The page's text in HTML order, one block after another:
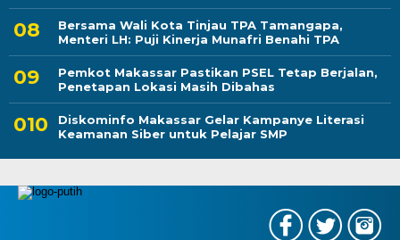
Bersama Wali Kota Tinjau TPA Tamangapa,
Menteri LH: Puji Kinerja Munafri Benahi TPA
Pemkot Makassar Pastikan PSEL Tetap Berjalan,
Penetapan Lokasi Masih Dibahas
Diskominfo Makassar Gelar Kampanye Literasi
Keamanan Siber untuk Pelajar SMP